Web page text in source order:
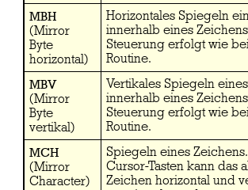
MBH
(Mirror
Byte
horizontal)
Horizontales Spiegeln
innerhalb eines
Steuerung erfolgt wie
Routine.
MBV
(Mirror
Byte
vertikal)
Vertikales Spiegeln
innerhalb eines
Steuerung erfolgt wie
Routine.
MCH
(Mirror
Character)
Spiegeln eines
Cursor-Tasten kann das
Zeichen horizontal und